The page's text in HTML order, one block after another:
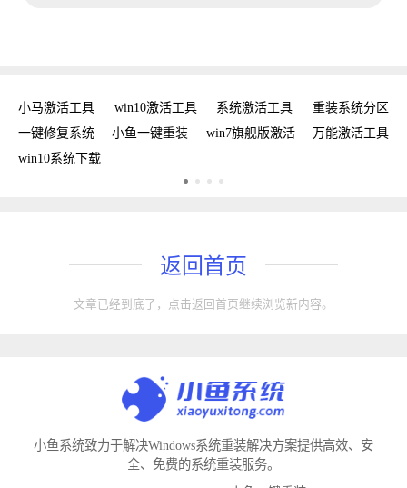
小马激活工具 win10激活工具 系统激活工具
重装系统分区
一键修复系统
小鱼一键重装 win7旗舰版激活
万能激活工具
win10系统下载
返回首页
文章已经到底了，点击返回首页继续浏览新内容。
小鱼系统致力于解决Windows系统重装解决方案提供高效、安
全、免费的系统重装服务。